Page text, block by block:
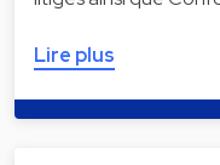
Lire plus